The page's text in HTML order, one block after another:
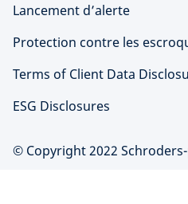
Lancement d’alerte
Protection contre les
Terms of Client Data
ESG Disclosures
© Copyright 2022